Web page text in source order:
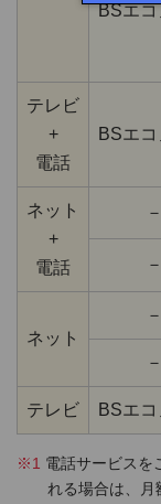
BSエ
テレビ
+
電話
BSエ
ネット
+
電話
－
－
ネット
－
－
テレビ BSエ
※1 電話サービスを
れる場合は、